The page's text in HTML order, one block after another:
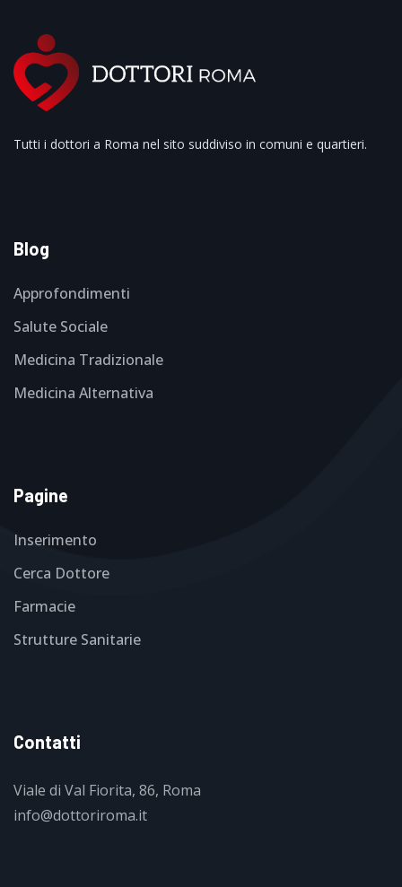
Tutti i dottori a Roma nel sito suddiviso in comuni e quartieri.
Blog
Approfondimenti
Salute Sociale
Medicina Tradizionale
Medicina Alternativa
Pagine
Inserimento
Cerca Dottore
Farmacie
Strutture Sanitarie
Contatti
Viale di Val Fiorita, 86, Roma
info@dottoriroma.it